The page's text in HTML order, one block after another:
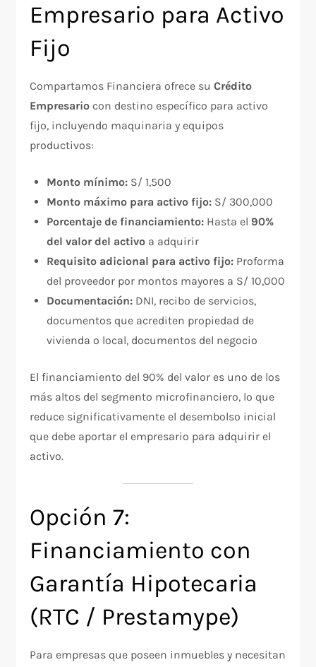
Empresario para Activo
Fijo
Compartamos Financiera ofrece suCrédito
Empresario con destino específico para activo
fijo, incluyendo maquinaria y equipos
productivos:
Monto mínimo: S/ 1,500
Monto máximo para activo fijo: S/ 300,000
Porcentaje de financiamiento: Hasta el 90%
del valor del activo a adquirir
Requisito adicional para activo fijo: Proforma
del proveedor por montos mayores a S/ 10,000
Documentación: DNI, recibo de servicios,
documentos que acrediten propiedad de
vivienda o local, documentos del negocio
El financiamiento del 90% del valor es uno de los
más altos del segmento microfinanciero, lo que
reduce significativamente el desembolso inicial
que debe aportar el empresario para adquirir el
activo.
Opción 7:
Financiamiento con
Garantía Hipotecaria
(RTC / Prestamype)
Para empresas que poseen inmuebles y necesitan